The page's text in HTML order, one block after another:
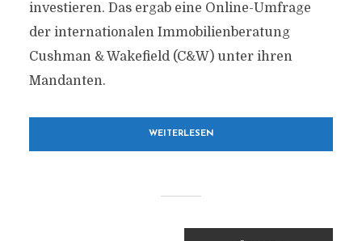
investieren. Das ergab eine Online-Umfrage
der internationalen Immobilienberatung
Cushman & Wakefield (C&W) unter ihren
Mandanten.
WEITERLESEN